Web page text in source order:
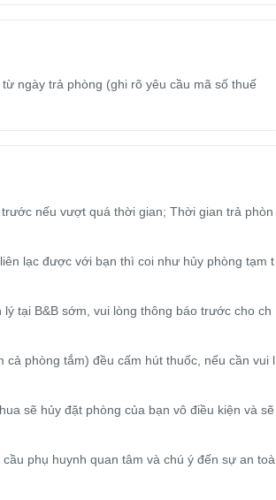
ngày trả phòng (ghi rõ yêu cầu mã số thuế
nếu vượt quá thời gian; Thời gian trả phòn
lạc được với bạn thì coi như hủy phòng tạm t
tại B&B sớm, vui lòng thông báo trước cho ch
cả phòng tắm) đều cấm hút thuốc, nếu cần vui l
sẽ hủy đặt phòng của bạn vô điều kiện và sẽ
phụ huynh quan tâm và chú ý đến sự an toà